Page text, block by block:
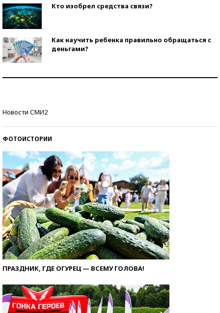
Кто изобрел средства связи?
Как научить ребенка правильно обращаться с
деньгами?
Новости СМИ2
ФОТОИСТОРИИ
ПРАЗДНИК, ГДЕ ОГУРЕЦ — ВСЕМУ ГОЛОВА!